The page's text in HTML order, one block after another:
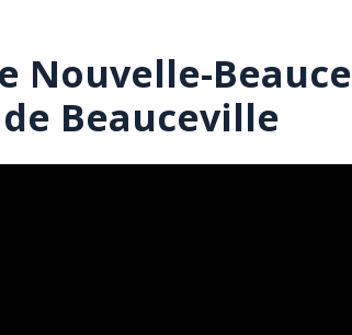
Nouvelle-Beauce
Beauceville